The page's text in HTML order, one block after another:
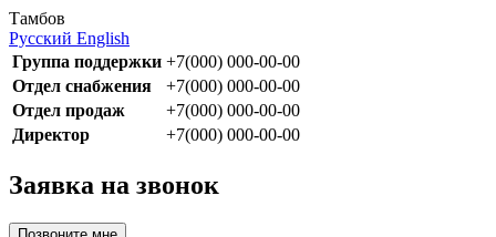
Тамбов
Русский English
Группа поддержки +7(000) 000-00-00
Отдел снабжения
+7(000) 000-00-00
Отдел продаж
+7(000) 000-00-00
Директор
+7(000) 000-00-00
Заявка на звонок